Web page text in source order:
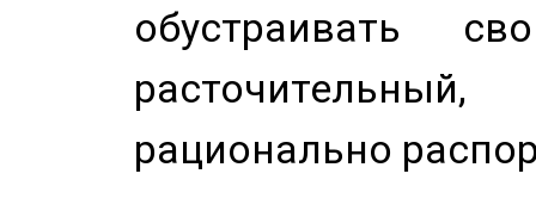
обустраивать
рационально